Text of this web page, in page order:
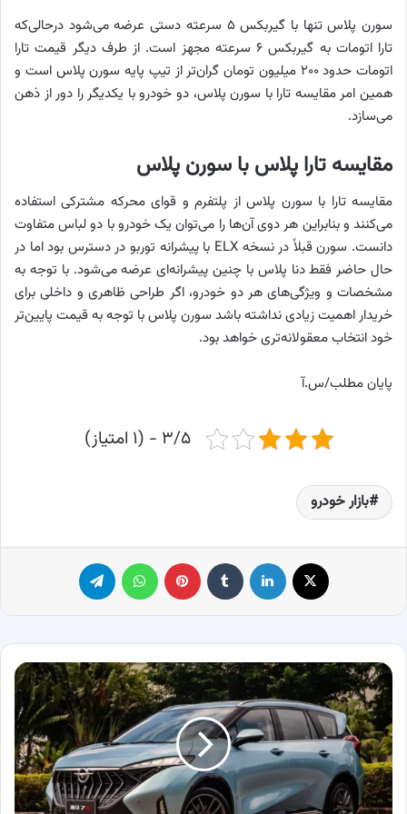
سورن پلاس تنها با گیربکس ۵ سرعته دستی عرضه می‌شود درحالی‌که
تارا اتومات به گیربکس ۶ سرعته مجهز است. از طرف دیگر قیمت تارا
اتومات حدود ۲۰۰ میلیون تومان گران‌تر از تیپ پایه سورن پلاس است و
همین امر مقایسه تارا با سورن پلاس، دو خودرو با یکدیگر را دور از ذهن
می‌سازد.
مقایسه تارا پلاس با سورن پلاس
مقایسه تارا با سورن پلاس از پلتفرم و قوای محرکه مشترکی استفاده
می‌کنند و بنابراین هر دوی آن‌ها را می‌توان یک خودرو با دو لباس متفاوت
دانست. سورن قبلاً در نسخه ELX با پیشرانه توربو در دسترس بود اما در
حال حاضر فقط دنا پلاس با چنین پیشرانه‌ای عرضه می‌شود. با توجه به
مشخصات و ویژگی‌های هر دو خودرو، اگر طراحی ظاهری و داخلی برای
خریدار اهمیت زیادی نداشته باشد سورن پلاس با توجه به قیمت پایین‌تر
خود انتخاب معقولانه‌تری خواهد بود.
پایان مطلب/س.آ
۳/۵ - (۱ امتیاز)
بازار خودرو
لینکدین ‫تامبلر پینترست
قیمت
جدید
هایما
۷X
ایران
خودرو
اعلام
شد